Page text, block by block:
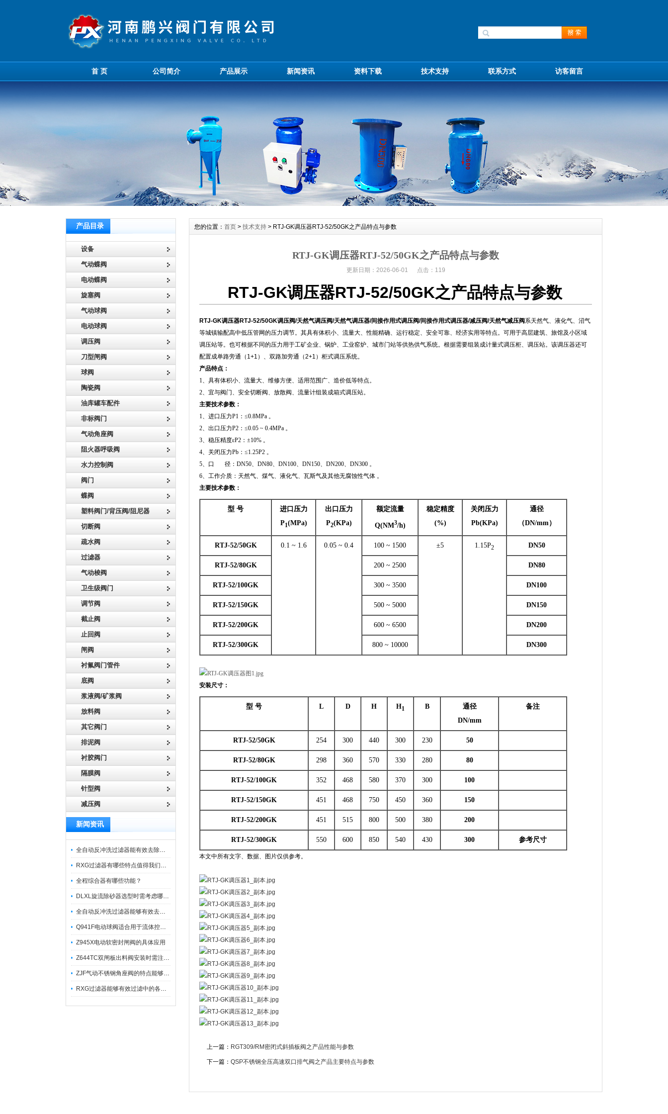
首 页 公司简介 产品展示 新闻资讯 资料下载 技术支持 联系方式 访客留言
产品目录
设备
气动蝶阀
电动蝶阀
旋塞阀
气动球阀
电动球阀
调压阀
刀型闸阀
球阀
陶瓷阀
油库罐车配件
非标阀门
气动角座阀
阻火器呼吸阀
水力控制阀
阀门
蝶阀
塑料阀门/背压阀/阻尼器
切断阀
疏水阀
过滤器
气动梭阀
卫生级阀门
调节阀
截止阀
止回阀
闸阀
衬氟阀门管件
底阀
浆液阀/矿浆阀
放料阀
其它阀门
排泥阀
衬胶阀门
隔膜阀
针型阀
减压阀
新闻资讯
全自动反冲洗过滤器能有效去除过滤介质上的杂质
RXG过滤器有哪些特点值得我们选择？
全程综合器有哪些功能？
DLXL旋流除砂器选型时需考虑哪些因素？
全自动反冲洗过滤器能够有效去除不同粒径的固体杂
Q941F电动球阀适合用于流体控制需要迅速反应的场合
Z945X电动软密封闸阀的具体应用
Z644TC双闸板出料阀安装时需注意哪些事项？
ZJF气动不锈钢角座阀的特点能够稳定地控制介质流量
RXG过滤器能够有效过滤中的各种杂质
您的位置： 首页 > 技术支持 > RTJ-GK调压器RTJ-52/50GK之产品特点与参数
RTJ-GK调压器RTJ-52/50GK之产品特点与参数
更新日期：2026-06-01 点击：119
RTJ-GK调压器RTJ-52/50GK之产品特点与参数
RTJ-GK调压器RTJ-52/50GK调压阀/天然气调压阀/天然气调压器/间接作用式调压阀/间接作用式调压器/减压阀/天然气减压阀 系天然气、液化气、沼气
等城镇输配高中低压管网的压力调节。其具有体积小、流量大、性能精确、运行稳定、安全可靠、经济实用等特点。可用于高层建筑、旅馆及小区域
调压站等。也可根据不同的压力用于工矿企业、锅炉、工业窑炉、城市门站等供热供气系统。根据需要组装成计量式调压柜、调压站。该调压器还可
配置成单路旁通（1+1）、双路加旁通（2+1）柜式调压系统。
产品特点：
1、具有体积小、流量大、维修方便、适用范围广、造价低等特点。
2、宜与阀门、安全切断阀、放散阀、流量计组装成箱式调压站。
主要技术参数：
1、进口压力P1：≤0.8MPa 。
2、出口压力P2：≤0.05 ~ 0.4MPa 。
3、稳压精度εP2：±10% 。
4、关闭压力Pb：≤1.25P2 。
5、口 径：DN50、DN80、DN100、DN150、DN200、DN300 。
6、工作介质：天然气、煤气、液化气、瓦斯气及其他无腐蚀性气体 。
主要技术参数：
型 号
进口压力
P1(MPa)
出口压力
P2(KPa)
额定流量
Q(NM3/h)
稳定精度
(%)
关闭压力
Pb(KPa)
通径
（DN/mm）
RTJ-52/50GK 0.1 ~ 1.6 0.05 ~ 0.4 100 ~ 1500 ±5 1.15P2 DN50
RTJ-52/80GK 200 ~ 2500 DN80
RTJ-52/100GK 300 ~ 3500 DN100
RTJ-52/150GK 500 ~ 5000 DN150
RTJ-52/200GK 600 ~ 6500 DN200
RTJ-52/300GK 800 ~ 10000 DN300
安装尺寸：
型 号 L D H H1 B
通径
DN/mm
备注
RTJ-52/50GK 254 300 440 300 230 50
RTJ-52/80GK 298 360 570 330 280 80
RTJ-52/100GK 352 468 580 370 300 100
RTJ-52/150GK 451 468 750 450 360 150
RTJ-52/200GK 451 515 800 500 380 200
RTJ-52/300GK 550 600 850 540 430 300 参考尺寸
本文中所有文字、数据、图片仅供参考。
上一篇： RGT309/RM密闭式斜插板阀之产品性能与参数
下一篇： QSP不锈钢全压高速双口排气阀之产品主要特点与参数